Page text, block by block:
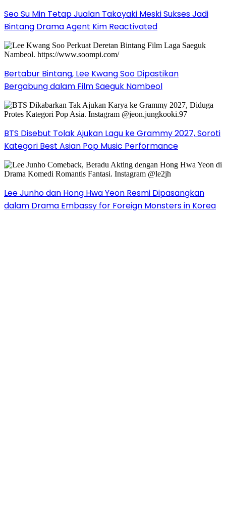
Seo Su Min Tetap Jualan Takoyaki Meski Sukses Jadi
Bintang Drama Agent Kim Reactivated
Bertabur Bintang, Lee Kwang Soo Dipastikan
Bergabung dalam Film Saeguk Nambeol
BTS Disebut Tolak Ajukan Lagu ke Grammy 2027, Soroti
Kategori Best Asian Pop Music Performance
Lee Junho dan Hong Hwa Yeon Resmi Dipasangkan
dalam Drama Embassy for Foreign Monsters in Korea